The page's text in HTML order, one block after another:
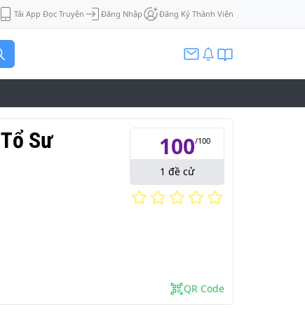
Tải App Đọc Truyện Đăng Nhập Đăng Ký Thành Viên
Sư 100/100
1 đề cử
QR Code